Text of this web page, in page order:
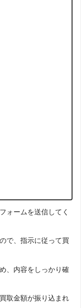
ォームを送信してく
で、指示に従って買
、内容をしっかり確
取金額が振り込まれ